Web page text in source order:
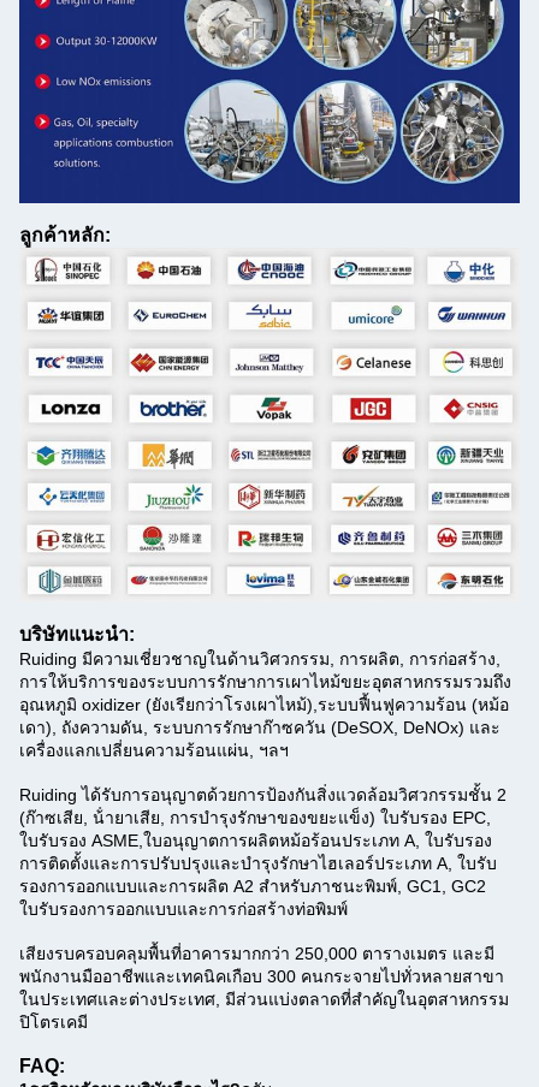
ลูกค้าหลัก:
บริษัทแนะนํา:
Ruiding มีความเชี่ยวชาญในด้านวิศวกรรม, การผลิต, การก่อสร้าง,
การให้บริการของระบบการรักษาการเผาไหม้ขยะอุตสาหกรรมรวมถึง
อุณหภูมิ oxidizer (ยังเรียกว่าโรงเผาไหม้),ระบบฟื้นฟูความร้อน (หม้อ
เดา), ถังความดัน, ระบบการรักษาก๊าซควัน (DeSOX, DeNOx) และ
เครื่องแลกเปลี่ยนความร้อนแผ่น, ฯลฯ
Ruiding ได้รับการอนุญาตด้วยการป้องกันสิ่งแวดล้อมวิศวกรรมชั้น 2
(ก๊าซเสีย, น้ํายาเสีย, การบํารุงรักษาของขยะแข็ง) ใบรับรอง EPC,
ใบรับรอง ASME,ใบอนุญาตการผลิตหม้อร้อนประเภท A, ใบรับรอง
การติดตั้งและการปรับปรุงและบํารุงรักษาไฮเลอร์ประเภท A, ใบรับ
รองการออกแบบและการผลิต A2 สําหรับภาชนะพิมพ์, GC1, GC2
ใบรับรองการออกแบบและการก่อสร้างท่อพิมพ์
เสียงรบครอบคลุมพื้นที่อาคารมากกว่า 250,000 ตารางเมตร และมี
พนักงานมืออาชีพและเทคนิคเกือบ 300 คนกระจายไปทั่วหลายสาขา
ในประเทศและต่างประเทศ, มีส่วนแบ่งตลาดที่สําคัญในอุตสาหกรรม
ปิโตรเคมี
FAQ: